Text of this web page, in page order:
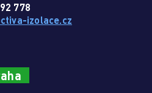
778
izolace.cz